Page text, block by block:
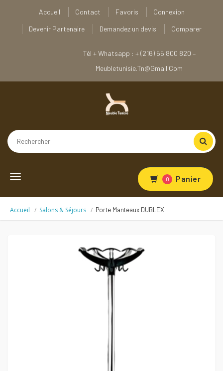
Accueil Contact Favoris
Connexion
Devenir Partenaire
Demandez un devis Comparer
Tél + Whatsapp : + (216) 55 800 820 –
Meubletunisie.tn@gmail.com
Toggle
0 Panier
Accueil Salons & Séjours Porte Manteaux DUBLEX